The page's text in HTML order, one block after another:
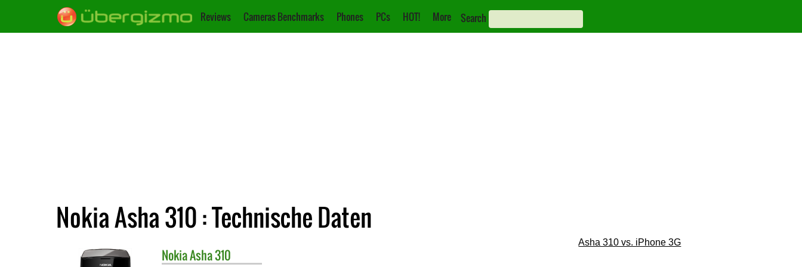
Reviews Cameras Benchmarks Phones PCs HOT! More Search
Nokia Asha 310 : Technische Daten
NokiaAsha 310
Asha 310 vs. iPhone 3G